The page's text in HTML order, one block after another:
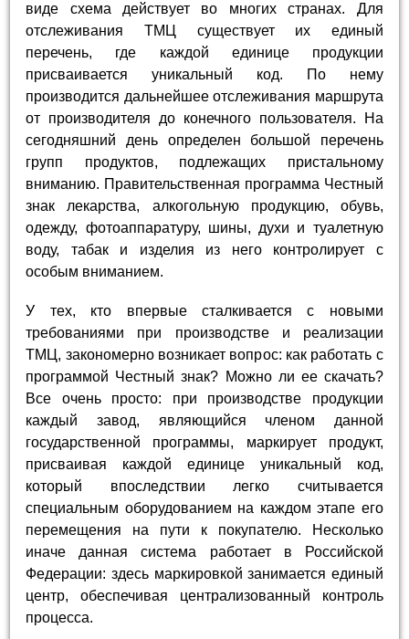
виде схема действует во многих странах. Для
отслеживания ТМЦ существует их единый
перечень, где каждой единице продукции
присваивается уникальный код. По нему
производится дальнейшее отслеживания маршрута
от производителя до конечного пользователя. На
сегодняшний день определен большой перечень
групп продуктов, подлежащих пристальному
вниманию. Правительственная программа Честный
знак лекарства, алкогольную продукцию, обувь,
одежду, фотоаппаратуру, шины, духи и туалетную
воду, табак и изделия из него контролирует с
особым вниманием.
У тех, кто впервые сталкивается с новыми
требованиями при производстве и реализации
ТМЦ, закономерно возникает вопрос: как работать с
программой Честный знак? Можно ли ее скачать?
Все очень просто: при производстве продукции
каждый завод, являющийся членом данной
государственной программы, маркирует продукт,
присваивая каждой единице уникальный код,
который впоследствии легко считывается
специальным оборудованием на каждом этапе его
перемещения на пути к покупателю. Несколько
иначе данная система работает в Российской
Федерации: здесь маркировкой занимается единый
центр, обеспечивая централизованный контроль
процесса.